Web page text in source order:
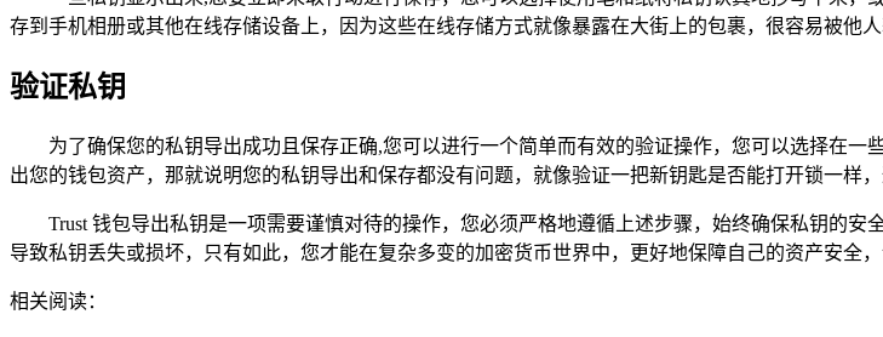
存到手机相册或其他在线存储设备上，因为这些在线存储方式就像暴露在大街上的包裹，很容易被他人
验证私钥
为了确保您的私钥导出成功且保存正确,您可以进行一个简单而有效的验证操作，您可以选择在
出您的钱包资产，那就说明您的私钥导出和保存都没有问题，就像验证一把新钥匙是否能打开锁一样
Trust 钱包导出私钥是一项需要谨慎对待的操作，您必须严格地遵循上述步骤，始终确保私钥的
导致私钥丢失或损坏，只有如此，您才能在复杂多变的加密货币世界中，更好地保障自己的资产安全，
相关阅读：